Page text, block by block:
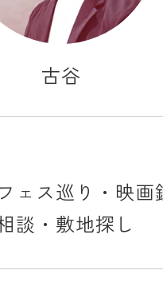
古谷
ェス巡り・映画
談・敷地探し